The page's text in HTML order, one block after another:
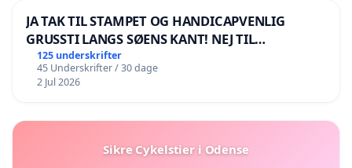
JA TAK TIL STAMPET OG HANDICAPVENLIG
GRUSSTI LANGS SØENS KANT! NEJ TIL
BOARDWALK VÆK FRA SØEN
125 underskrifter
45 Underskrifter / 30 dage
2 Jul 2026
Sikre Cykelstier i Odense